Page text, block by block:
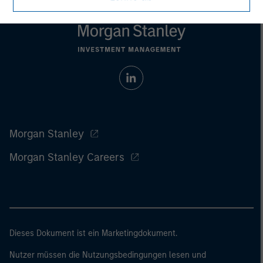
Morgan Stanley
Morgan Stanley Careers
Dieses Dokument ist ein Marketingdokument.
Nutzer müssen die Nutzungsbedingungen lesen und